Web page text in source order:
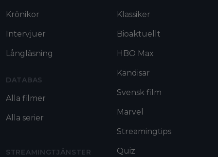
Krönikor
Intervjuer
Långläsning
DATABAS
Alla filmer
Alla serier
STREAMINGTJÄNSTER
Klassiker
Bioaktuellt
HBO Max
Kändisar
Svensk film
Marvel
Streamingtips
Quiz